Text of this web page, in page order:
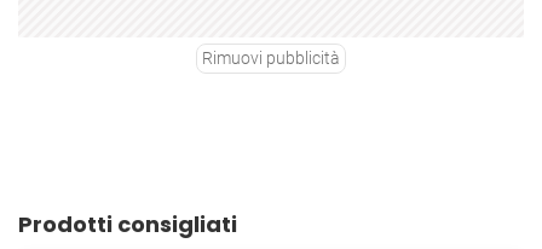
Rimuovi pubblicità
Prodotti consigliati